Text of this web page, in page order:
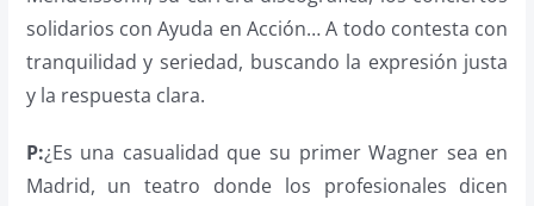
solidarios con Ayuda en Acción… A todo contesta con
tranquilidad y seriedad, buscando la expresión justa
y la respuesta clara.
P:¿Es una casualidad que su primer Wagner sea en
Madrid, un teatro donde los profesionales dicen